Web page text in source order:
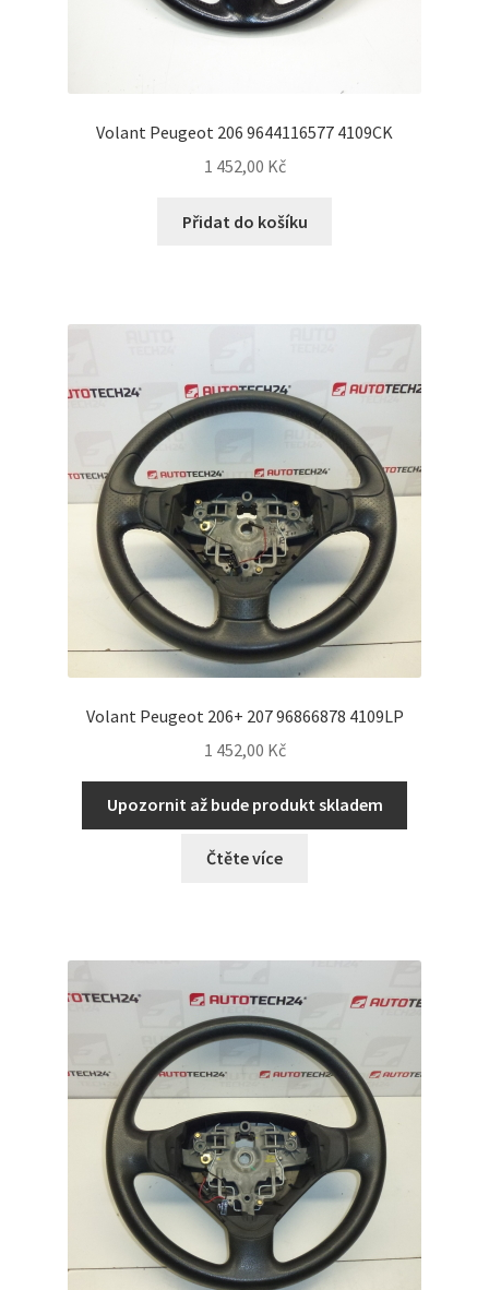
Reklamační formulář
Volant Peugeot 206 9644116577 4109CK
1 452,00 Kč
Přidat do košíku
Volant Peugeot 206+ 207 96866878 4109LP
1 452,00 Kč
Upozornit až bude produkt skladem
Čtěte více